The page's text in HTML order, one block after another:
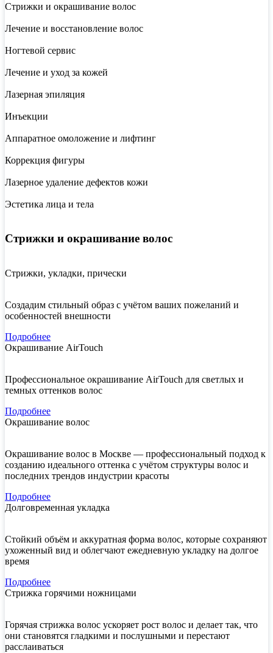
Стрижки и окрашивание волос
Лечение и восстановление волос
Ногтевой сервис
Лечение и уход за кожей
Лазерная эпиляция
Инъекции
Аппаратное омоложение и лифтинг
Коррекция фигуры
Лазерное удаление дефектов кожи
Эстетика лица и тела
Стрижки и окрашивание волос
Стрижки, укладки, прически
Создадим стильный образ с учётом ваших пожеланий и
особенностей внешности
Подробнее
Окрашивание AirTouch
Профессиональное окрашивание AirTouch для светлых и
темных оттенков волос
Подробнее
Окрашивание волос
Окрашивание волос в Москве — профессиональный подход к
созданию идеального оттенка с учётом структуры волос и
последних трендов индустрии красоты
Подробнее
Долговременная укладка
Стойкий объём и аккуратная форма волос, которые сохраняют
ухоженный вид и облегчают ежедневную укладку на долгое
время
Подробнее
Стрижка горячими ножницами
Горячая стрижка волос ускоряет рост волос и делает так, что
они становятся гладкими и послушными и перестают
расслаиваться